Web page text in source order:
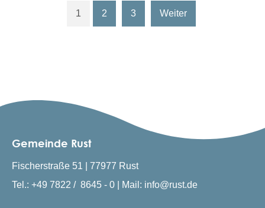
1 2 3 Weiter
Gemeinde Rust
Fischerstraße 51 | 77977 Rust
Tel.: +49 7822 / 8645 - 0 | Mail: info@rust.de